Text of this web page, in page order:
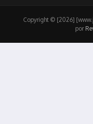
Copyright © [2026]
por